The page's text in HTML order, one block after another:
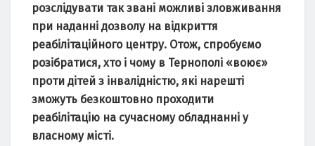
розслідувати так звані можливі зловживання
при наданні дозволу на відкриття
реабілітаційного центру. Отож, спробуємо
розібратися, хто і чому в Тернополі «воює»
проти дітей з інвалідністю, які нарешті
зможуть безкоштовно проходити
реабілітацію на сучасному обладнанні у
власному місті.